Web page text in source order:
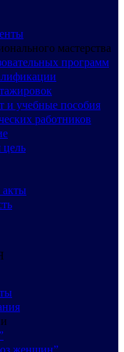
мастерства
программ
и учебные пособия
работников
цель
акты
женщин”